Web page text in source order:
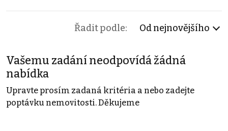
Řadit podle: Od nejnovějšího
Vašemu zadání neodpovídá žádná
nabídka
Upravte prosím zadaná kritéria a nebo zadejte
poptávku nemovitosti. Děkujeme